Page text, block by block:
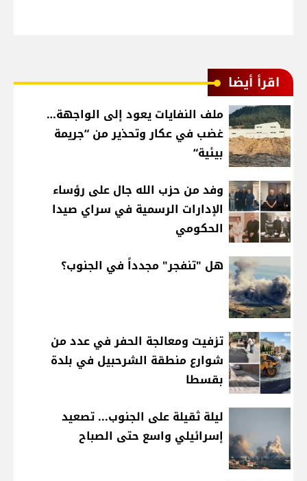
اقرأ أيضا
ملف النفايات يعود إلى الواجهة…
غضب في عكار وتحذير من “جريمة
بيئية“
وفد من حزب الله جال على رؤساء
الإدارات الرسمية في سراي صيدا
الحكومي
هل "تنفجر" مجدداً في الجنوب؟
تزفيت ومعالجة الحفر في عدد من
شوارع منطقة الشرحبيل في بلدة
بقسطا
ليلة ثقيلة على الجنوب... تصعيد
إسرائيلي واسع حتى الصباح